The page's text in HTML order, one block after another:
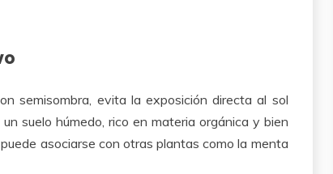
semisombra, evita la exposición directa al sol
suelo húmedo, rico en materia orgánica y bien
asociarse con otras plantas como la menta